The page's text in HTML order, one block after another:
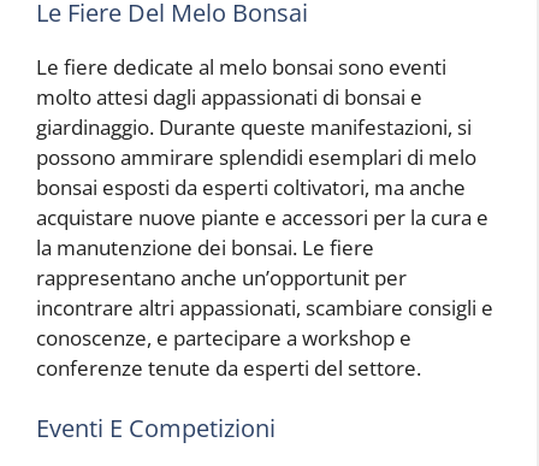
Le Fiere Del Melo Bonsai
Le fiere dedicate al melo bonsai sono eventi
molto attesi dagli appassionati di bonsai e
giardinaggio. Durante queste manifestazioni, si
possono ammirare splendidi esemplari di melo
bonsai esposti da esperti coltivatori, ma anche
acquistare nuove piante e accessori per la cura e
la manutenzione dei bonsai. Le fiere
rappresentano anche un’opportunit per
incontrare altri appassionati, scambiare consigli e
conoscenze, e partecipare a workshop e
conferenze tenute da esperti del settore.
Eventi E Competizioni